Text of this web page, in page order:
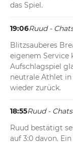
das Spiel.
19:06Ruud -
Blitzsauberes
eigenem Service
Aufschlagspiel
neutrale Athlet
wieder zurück.
18:55Ruud -
Ruud bestätigt
auf 3:0 davon.